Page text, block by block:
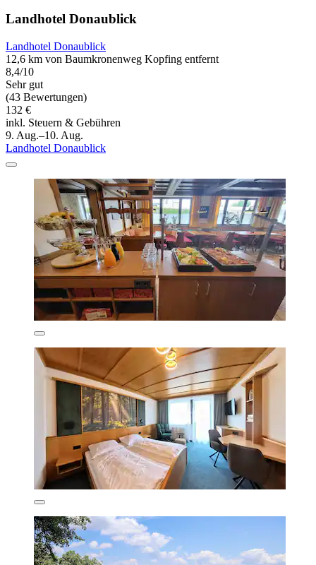
Landhotel Donaublick
Landhotel Donaublick
12,6 km von Baumkronenweg Kopfing entfernt
8,4/10
Sehr gut
(43 Bewertungen)
132 €
inkl. Steuern & Gebühren
9. Aug.–10. Aug.
Landhotel Donaublick